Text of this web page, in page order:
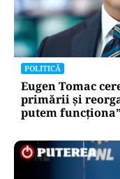
POLITICĂ
Eugen Tomac
primării și
putem funcționa”